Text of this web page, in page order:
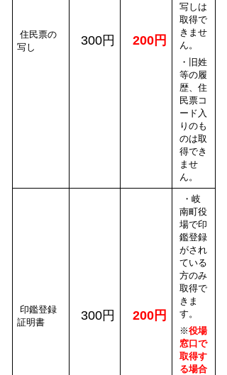
住民票の
写し
300円 200円
写しは
取得で
きませ
ん。
・旧姓
等の履
歴、住
民票コ
ード入
りのも
のは取
得でき
ませ
ん。
印鑑登録
証明書
300円 200円
・岐
南町役
場で印
鑑登録
がされ
ている
方のみ
取得で
きま
す。
※役場
窓口で
取得す
る場合